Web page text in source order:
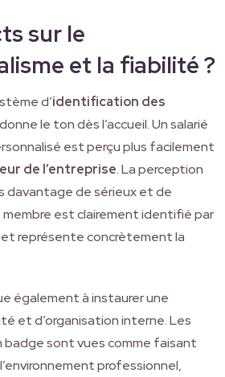
sur le
et la fiabilité ?
d’identification des
le ton dès l’accueil. Un salarié
est perçu plus facilement
de l’entreprise. La perception
davantage de sérieux et de
membre est clairement identifié par
représente concrètement la
également à instaurer une
et d’organisation interne. Les
sont vues comme faisant
professionnel,